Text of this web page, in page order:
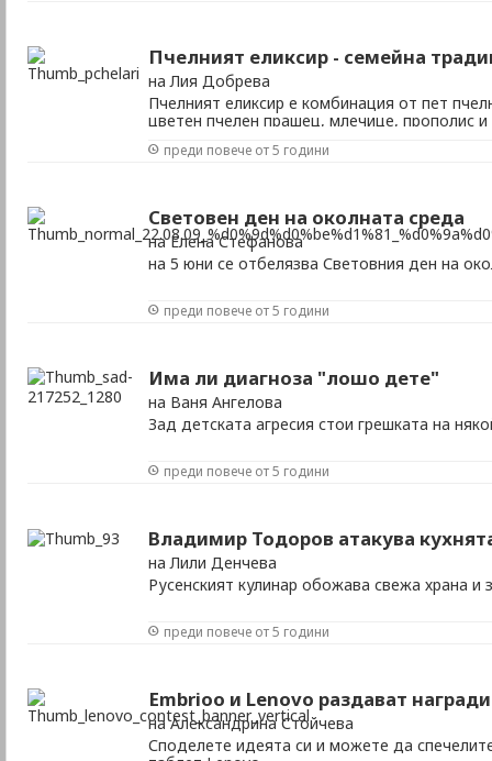
Пчелният еликсир - семейна
на Лия Добрева
Пчелният еликсир е комбинация от пет
цветен пчелен прашец, млечице, прополис и
преди повече от 5 години
Световен ден на околната среда
на Елена Стефанова
на 5 юни се отбелязва Световния ден на
преди повече от 5 години
Има ли диагноза "лошо дете"
на Ваня Ангелова
Зад детската агресия стои грешката на
преди повече от 5 години
Владимир Тодоров атакува
на Лили Денчева
Русенският кулинар обожава свежа храна и
преди повече от 5 години
Embrioo и Lenovo раздават награди
на Александрина Стойчева
Споделете идеята си и можете да